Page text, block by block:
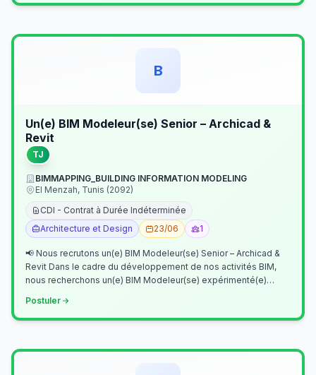
B
Un(e) BIM Modeleur(se) Senior – Archicad &
Revit
TJ
BIMMAPPING_BUILDING INFORMATION MODELING
El Menzah, Tunis (2092)
CDI - Contrat à Durée Indéterminée
Architecture et Design
23/06 1
📢 Nous recrutons un(e) BIM Modeleur(se) Senior – Archicad &
Revit Dans le cadre du développement de nos activités BIM,
nous recherchons un(e) BIM Modeleur(se) expérimenté(e)
Postuler